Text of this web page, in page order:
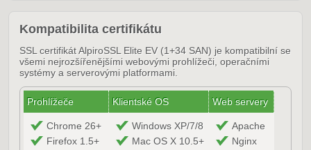
Kompatibilita certifikátu
SSL certifikát AlpiroSSL Elite EV (1+34 SAN) je kompatibilní se
všemi nejrozšířenějšími webovými prohlížeči, operačními
systémy a serverovými platformami.
Prohlížeče Klientské OS Web servery
Chrome 26+
Firefox 1.5+
Windows XP/7/8
Mac OS X 10.5+
Apache
Nginx